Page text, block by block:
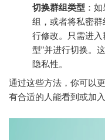
切换群组类型 ：
组，或者将私密
行修改。只需进入
型”并进行切换。
隐私性。
通过这些方法，你可以
有合适的人能看到或加入